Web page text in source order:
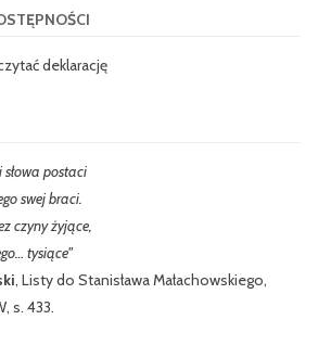
deklarację
słowa postaci
swej braci.
czyny żyjące,
tysiące"
, Listy do Stanisława Małachowskiego,
s. 433.